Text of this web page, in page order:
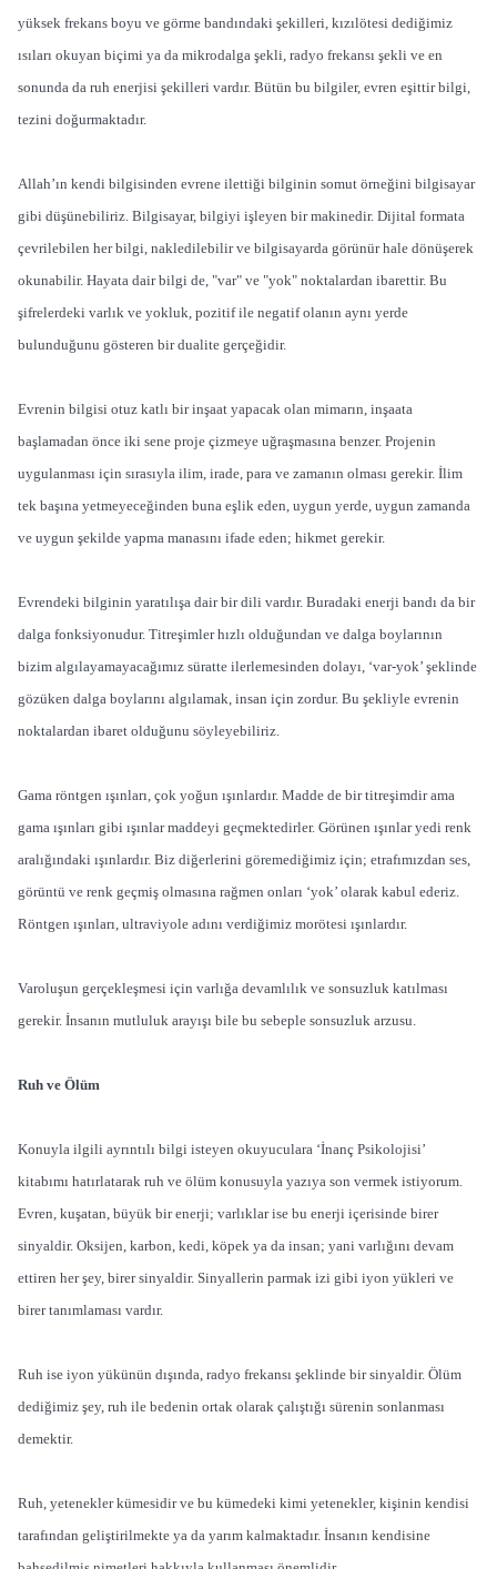
yüksek frekans boyu ve görme bandındaki şekilleri, kızılötesi dediğimiz
ısıları okuyan biçimi ya da mikrodalga şekli, radyo frekansı şekli ve en
sonunda da ruh enerjisi şekilleri vardır. Bütün bu bilgiler, evren eşittir bilgi,
tezini doğurmaktadır.
Allah’ın kendi bilgisinden evrene ilettiği bilginin somut örneğini bilgisayar
gibi düşünebiliriz. Bilgisayar, bilgiyi işleyen bir makinedir. Dijital formata
çevrilebilen her bilgi, nakledilebilir ve bilgisayarda görünür hale dönüşerek
okunabilir. Hayata dair bilgi de, "var" ve "yok" noktalardan ibarettir. Bu
şifrelerdeki varlık ve yokluk, pozitif ile negatif olanın aynı yerde
bulunduğunu gösteren bir dualite gerçeğidir.
Evrenin bilgisi otuz katlı bir inşaat yapacak olan mimarın, inşaata
başlamadan önce iki sene proje çizmeye uğraşmasına benzer. Projenin
uygulanması için sırasıyla ilim, irade, para ve zamanın olması gerekir. İlim
tek başına yetmeyeceğinden buna eşlik eden, uygun yerde, uygun zamanda
ve uygun şekilde yapma manasını ifade eden; hikmet gerekir.
Evrendeki bilginin yaratılışa dair bir dili vardır. Buradaki enerji bandı da bir
dalga fonksiyonudur. Titreşimler hızlı olduğundan ve dalga boylarının
bizim algılayamayacağımız süratte ilerlemesinden dolayı, ‘var-yok’ şeklinde
gözüken dalga boylarını algılamak, insan için zordur. Bu şekliyle evrenin
noktalardan ibaret olduğunu söyleyebiliriz.
Gama röntgen ışınları, çok yoğun ışınlardır. Madde de bir titreşimdir ama
gama ışınları gibi ışınlar maddeyi geçmektedirler. Görünen ışınlar yedi renk
aralığındaki ışınlardır. Biz diğerlerini göremediğimiz için; etrafımızdan ses,
görüntü ve renk geçmiş olmasına rağmen onları ‘yok’ olarak kabul ederiz.
Röntgen ışınları, ultraviyole adını verdiğimiz morötesi ışınlardır.
Varoluşun gerçekleşmesi için varlığa devamlılık ve sonsuzluk katılması
gerekir. İnsanın mutluluk arayışı bile bu sebeple sonsuzluk arzusu.
Ruh ve Ölüm
Konuyla ilgili ayrıntılı bilgi isteyen okuyuculara ‘İnanç Psikolojisi’
kitabımı hatırlatarak ruh ve ölüm konusuyla yazıya son vermek istiyorum.
Evren, kuşatan, büyük bir enerji; varlıklar ise bu enerji içerisinde birer
sinyaldir. Oksijen, karbon, kedi, köpek ya da insan; yani varlığını devam
ettiren her şey, birer sinyaldir. Sinyallerin parmak izi gibi iyon yükleri ve
birer tanımlaması vardır.
Ruh ise iyon yükünün dışında, radyo frekansı şeklinde bir sinyaldir. Ölüm
dediğimiz şey, ruh ile bedenin ortak olarak çalıştığı sürenin sonlanması
demektir.
Ruh, yetenekler kümesidir ve bu kümedeki kimi yetenekler, kişinin kendisi
tarafından geliştirilmekte ya da yarım kalmaktadır. İnsanın kendisine